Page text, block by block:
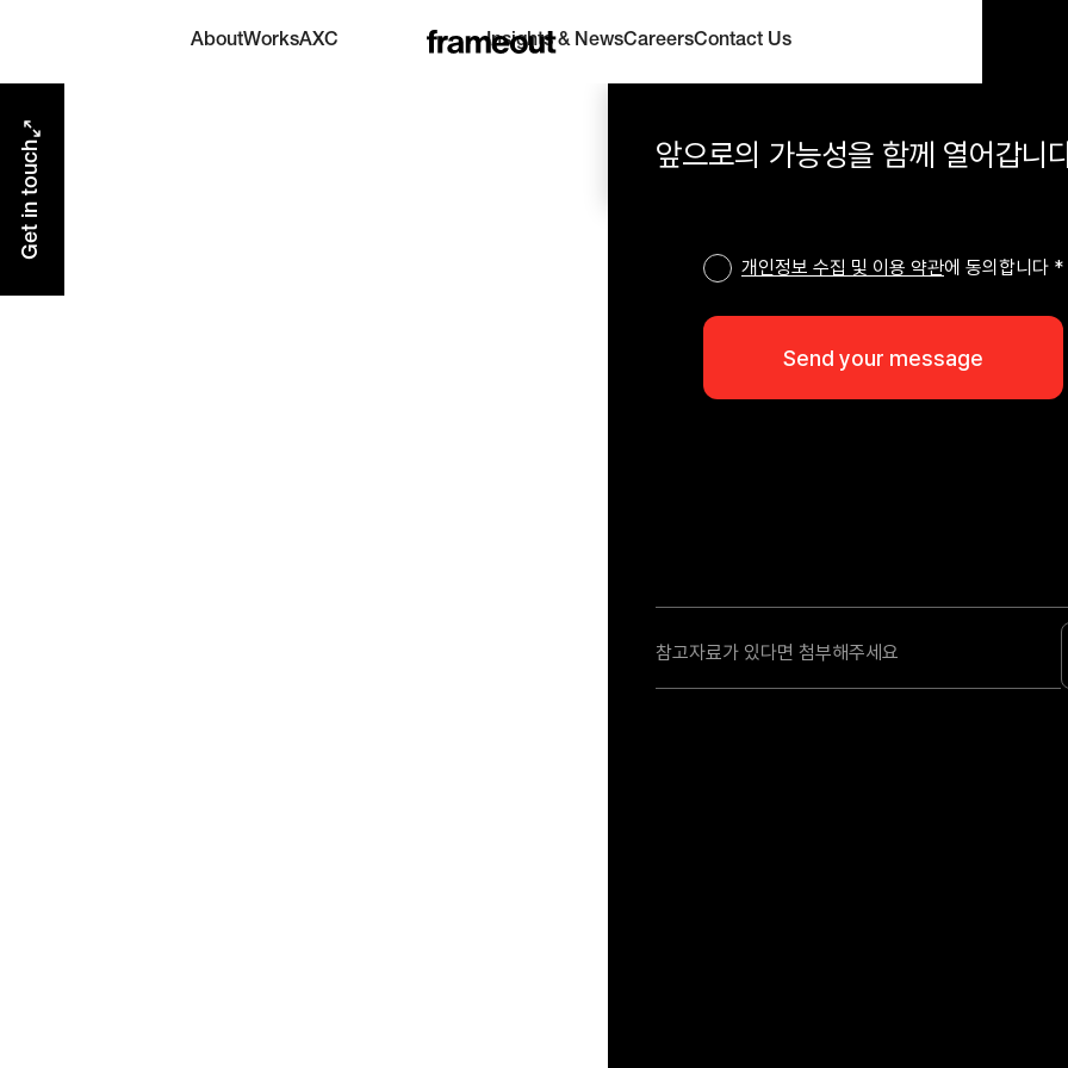
AboutWorksAXC
Insights & NewsCareersContact Us
Get in touch 앞으로의 가능성을 함께 열어갑니
참고자료가 있다면 첨부해주세요
개인정보 수집 및 이용 약관에 동의합니다 *